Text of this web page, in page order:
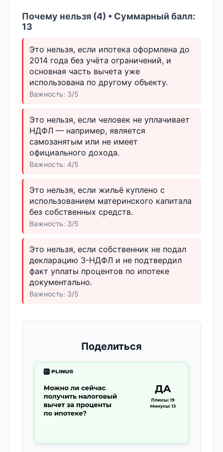
Почему нельзя (4) • Суммарный балл:
13
Это нельзя, если ипотека оформлена до
2014 года без учёта ограничений, и
основная часть вычета уже
использована по другому объекту.
Важность: 3/5
Это нельзя, если человек не уплачивает
НДФЛ — например, является
самозанятым или не имеет
официального дохода.
Важность: 4/5
Это нельзя, если жильё куплено с
использованием материнского капитала
без собственных средств.
Важность: 3/5
Это нельзя, если собственник не подал
декларацию 3-НДФЛ и не подтвердил
факт уплаты процентов по ипотеке
документально.
Важность: 3/5
Поделиться